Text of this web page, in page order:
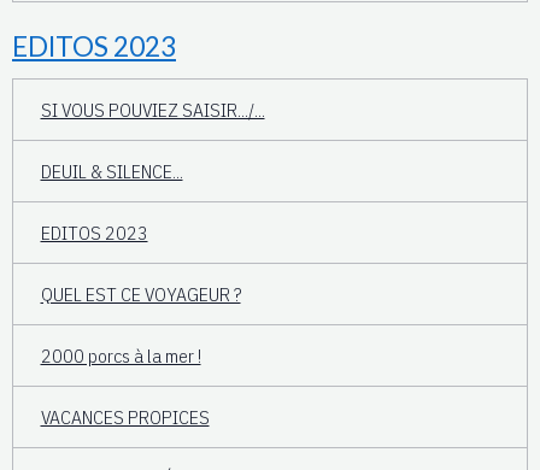
EDITOS 2023
SI VOUS POUVIEZ SAISIR.../...
DEUIL & SILENCE...
EDITOS 2023
QUEL EST CE VOYAGEUR ?
2000 porcs à la mer !
VACANCES PROPICES